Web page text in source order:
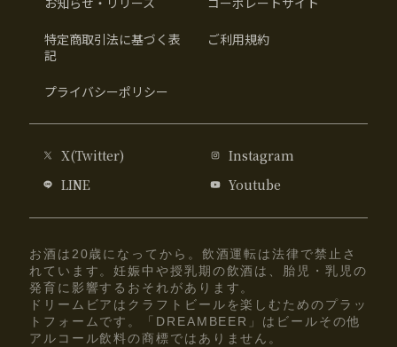
特定商取引法に基づく表
記
ご利用規約
プライバシーポリシー
X(Twitter)
Instagram
LINE
Youtube
お酒は20歳になってから。飲酒運転は法律で禁止さ
れています。妊娠中や授乳期の飲酒は、胎児・乳児の
発育に影響するおそれがあります。
ドリームビアはクラフトビールを楽しむためのプラッ
トフォームです。「DREAMBEER」はビールその他
アルコール飲料の商標ではありません。